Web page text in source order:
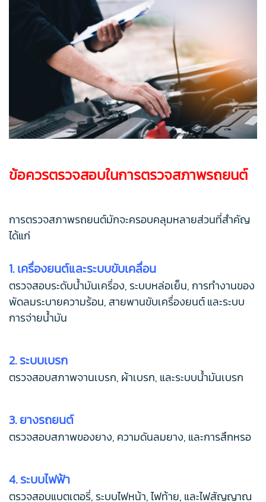
ข้อควรตรวจสอบในการตรวจสภาพรถยนต์
การตรวจสภาพรถยนต์มักจะครอบคลุมหลายส่วนที่สำคัญ
ได้แก่
1. เครื่องยนต์และระบบขับเคลื่อน
ตรวจสอบระดับน้ำมันเครื่อง, ระบบหล่อเย็น, การทำงานของ
พัดลมระบายความร้อน, สายพานขับเครื่องยนต์ และระบบ
การจ่ายน้ำมัน
2. ระบบเบรก
ตรวจสอบสภาพจานเบรก, ผ้าเบรก, และระบบน้ำมันเบรก
3. ยางรถยนต์
ตรวจสอบสภาพของยาง, ความดันลมยาง, และการสึกหรอ
4. ระบบไฟฟ้า
ตรวจสอบแบตเตอรี่, ระบบไฟหน้า, ไฟท้าย, และไฟสัญญาณ